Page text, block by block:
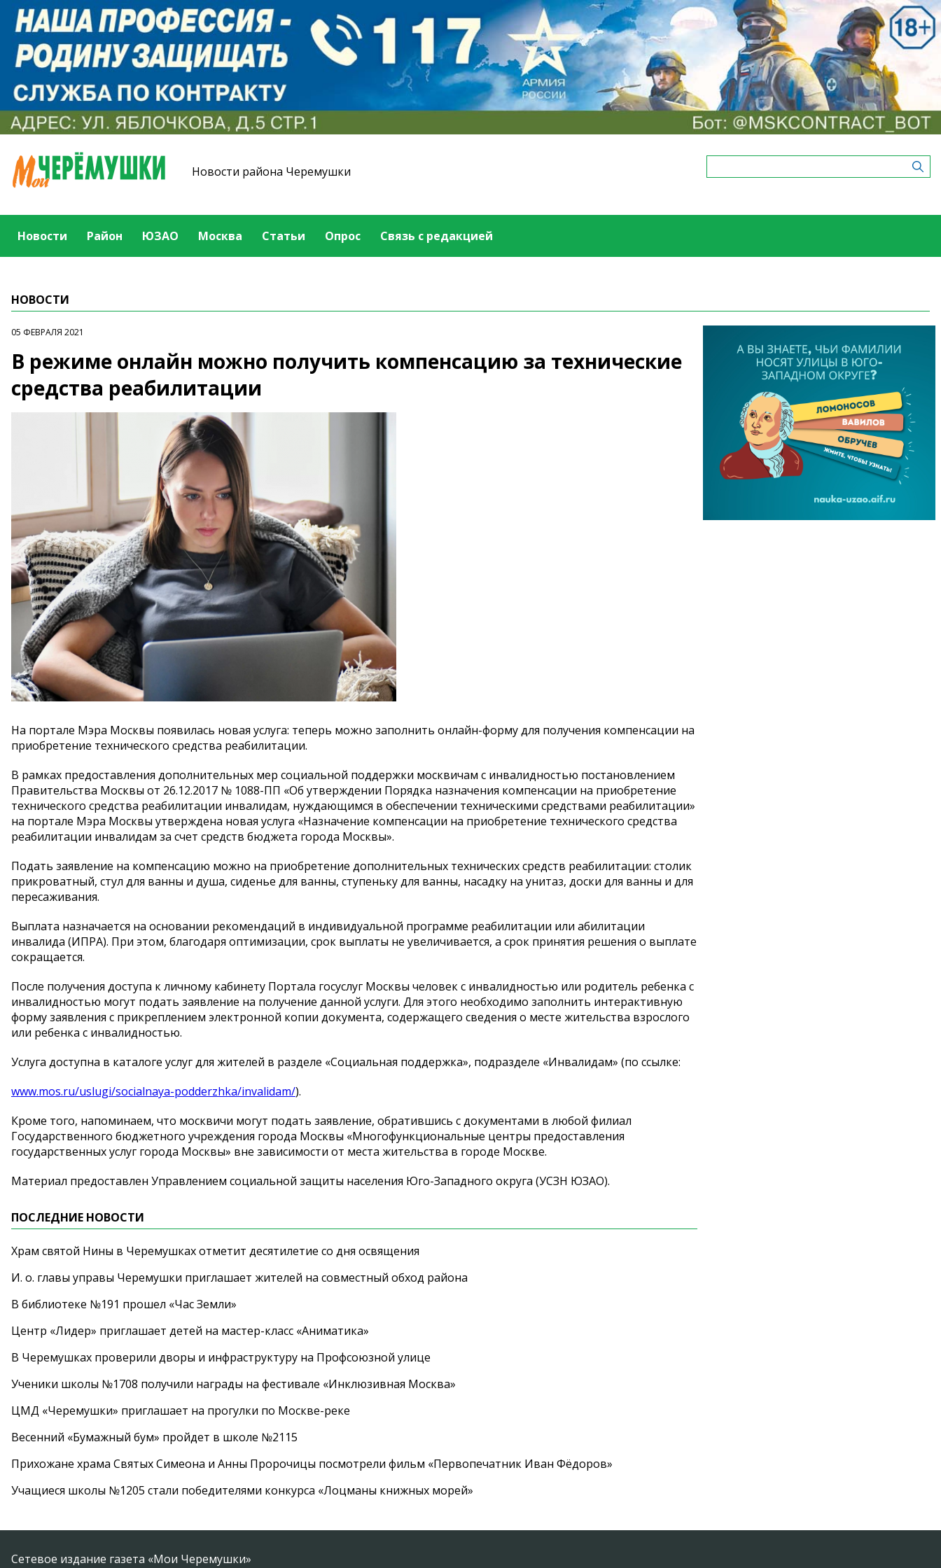
Новости района Черемушки
Новости Район ЮЗАО Москва Статьи Опрос Связь с редакцией
НОВОСТИ
05 ФЕВРАЛЯ 2021
В режиме онлайн можно получить компенсацию за технические
средства реабилитации
На портале Мэра Москвы появилась новая услуга: теперь можно заполнить онлайн-форму для получения компенсации на
приобретение технического средства реабилитации.
В рамках предоставления дополнительных мер социальной поддержки москвичам с инвалидностью постановлением
Правительства Москвы от 26.12.2017 № 1088-ПП «Об утверждении Порядка назначения компенсации на приобретение
технического средства реабилитации инвалидам, нуждающимся в обеспечении техническими средствами реабилитации»
на портале Мэра Москвы утверждена новая услуга «Назначение компенсации на приобретение технического средства
реабилитации инвалидам за счет средств бюджета города Москвы».
Подать заявление на компенсацию можно на приобретение дополнительных технических средств реабилитации: столик
прикроватный, стул для ванны и душа, сиденье для ванны, ступеньку для ванны, насадку на унитаз, доски для ванны и для
пересаживания.
Выплата назначается на основании рекомендаций в индивидуальной программе реабилитации или абилитации
инвалида (ИПРА). При этом, благодаря оптимизации, срок выплаты не увеличивается, а срок принятия решения о выплате
сокращается.
После получения доступа к личному кабинету Портала госуслуг Москвы человек с инвалидностью или родитель ребенка с
инвалидностью могут подать заявление на получение данной услуги. Для этого необходимо заполнить интерактивную
форму заявления с прикреплением электронной копии документа, содержащего сведения о месте жительства взрослого
или ребенка с инвалидностью.
Услуга доступна в каталоге услуг для жителей в разделе «Социальная поддержка», подразделе «Инвалидам» (по ссылке:
www.mos.ru/uslugi/socialnaya-podderzhka/invalidam/).
Кроме того, напоминаем, что москвичи могут подать заявление, обратившись с документами в любой филиал
Государственного бюджетного учреждения города Москвы «Многофункциональные центры предоставления
государственных услуг города Москвы» вне зависимости от места жительства в городе Москве.
Материал предоставлен Управлением социальной защиты населения Юго-Западного округа (УСЗН ЮЗАО).
ПОСЛЕДНИЕ НОВОСТИ
Храм святой Нины в Черемушках отметит десятилетие со дня освящения
И. о. главы управы Черемушки приглашает жителей на совместный обход района
В библиотеке №191 прошел «Час Земли»
Центр «Лидер» приглашает детей на мастер-класс «Аниматика»
В Черемушках проверили дворы и инфраструктуру на Профсоюзной улице
Ученики школы №1708 получили награды на фестивале «Инклюзивная Москва»
ЦМД «Черемушки» приглашает на прогулки по Москве-реке
Весенний «Бумажный бум» пройдет в школе №2115
Прихожане храма Святых Симеона и Анны Пророчицы посмотрели фильм «Первопечатник Иван Фёдоров»
Учащиеся школы №1205 стали победителями конкурса «Лоцманы книжных морей»
Сетевое издание газета «Мои Черемушки»